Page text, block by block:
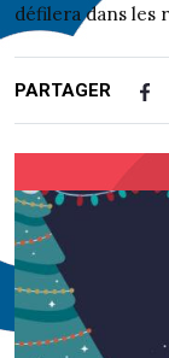
défilera dans les
PARTAGER